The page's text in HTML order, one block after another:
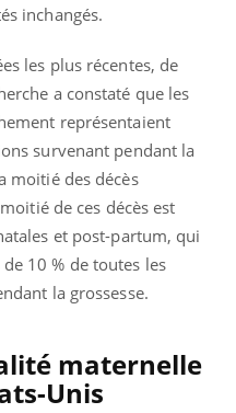
inchangés.
les plus récentes, de
a constaté que les
représentaient
survenant pendant la
moitié des décès
de ces décès est
et post-partum, qui
10 % de toutes les
la grossesse.
maternelle
Unis